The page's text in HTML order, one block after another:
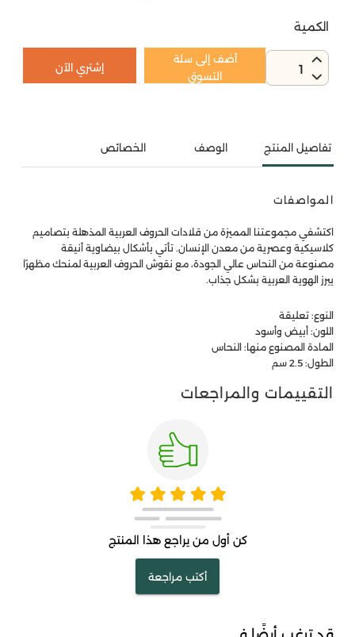
الكمية
1
أضف إلى سلة
التسوق
إشتري الآن
تفاصيل المنتج الوصف الخصائص
المواصفات
اكتشفي مجموعتنا المميزة من قلادات الحروف العربية المذهلة بتصاميم
كلاسيكية وعصرية من معدن الإنسان. تأتي بأشكال بيضاوية أنيقة
مصنوعة من النحاس عالي الجودة، مع نقوش الحروف العربية لمنحك مظهرًا
يبرز الهوية العربية بشكل جذاب.
النوع: تعليقة
اللون: أبيض وأسود
المادة المصنوع منها: النحاس
الطول: 2.5 سم
التقييمات والمراجعات
كن أول من يراجع هذا المنتج
أكتب مراجعة